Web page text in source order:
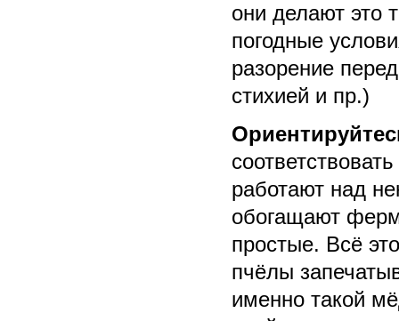
они делают это
погодные
разорение
стихией и пр.)
работают над
обогащают
простые. Всё
пчёлы
именно такой